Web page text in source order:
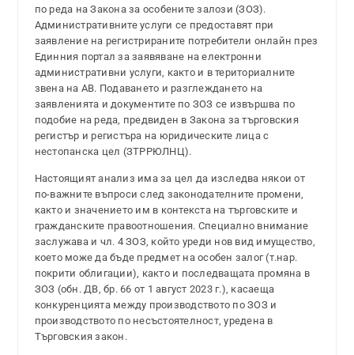
по реда на Закона за особените залози (ЗОЗ).
Административните услуги се предоставят при
заявление на регистрираните потребители онлайн през
Единния портал за заявяване на електронни
административни услуги, както и в териториалните
звена на АВ. Подаването и разглеждането на
заявленията и документите по ЗОЗ се извършва по
подобие на реда, предвиден в Закона за търговския
регистър и регистъра на юридическите лица с
нестопанска цел (ЗТРРЮЛНЦ).
Настоящият анализ има за цел да изследва някои от
по-важните въпроси след законодателните промени,
както и значението им в контекста на търговските и
гражданските правоотношения. Специално внимание
заслужава и чл. 4 ЗОЗ, който уреди нов вид имущество,
което може да бъде предмет на особен залог (т.нар.
покрити облигации), както и последващата промяна в
ЗОЗ (обн. ДВ, бр. 66 от 1 август 2023 г.), касаеща
конкуренцията между производството по ЗОЗ и
производството по несъстоятелност, уредена в
Търговския закон.